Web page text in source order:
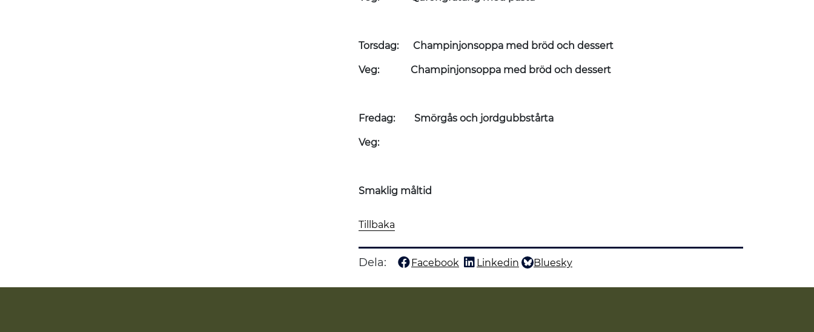
Torsdag: Champinjonsoppa med bröd och dessert
Veg: Champinjonsoppa med bröd och dessert
Fredag: Smörgås och jordgubbstårta
Veg:
Smaklig måltid
Tillbaka
Dela: Dela denna sida på
Facebook
Dela denna sida på
Linkedin
Dela denna sida på
Bluesky